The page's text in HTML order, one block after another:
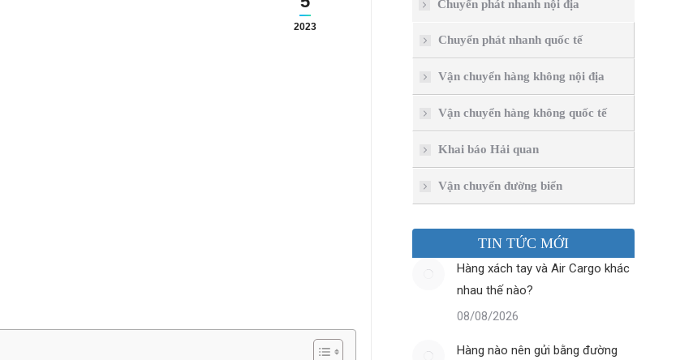
2023
Chuyển phát nhanh nội địa
Chuyển phát nhanh quốc tế
Vận chuyển hàng không nội địa
Vận chuyển hàng không quốc tế
Khai báo Hải quan
Vận chuyển đường biển
TIN TỨC MỚI
Hàng xách tay và Air Cargo khác
nhau thế nào?
08/08/2026
Hàng nào nên gửi bằng đường